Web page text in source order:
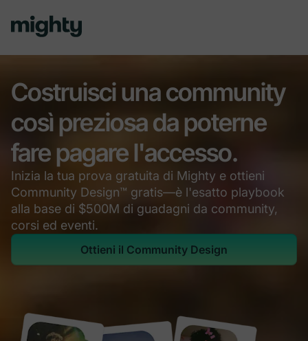
Costruisci una community
così preziosa da poterne
fare pagare l'accesso.
Inizia la tua prova gratuita di Mighty e ottieni
Community Design™ gratis—è l'esatto playbook
alla base di $500M di guadagni da community,
corsi ed eventi.
Ottieni il Community Design